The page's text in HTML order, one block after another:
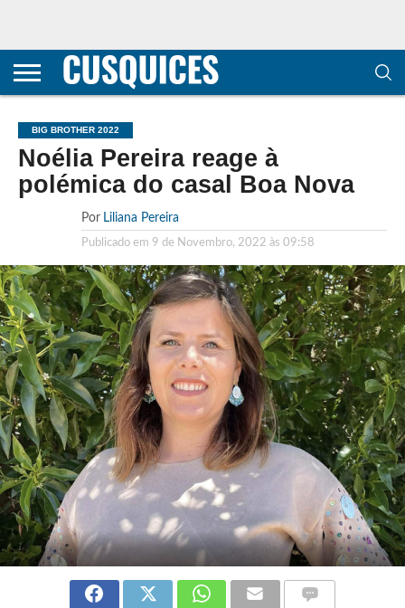
CONTACTOS
HOME
POLÍTICA DE
E COOKIES
SOBRE
TERMOS E
TRANSPARÊNCIA
METODOLOGIA
BIG BROTHER 2022
Noélia Pereira reage à
polémica do casal Boa Nova
Por Liliana Pereira
Publicado em 9 de Novembro, 2022 às 09:58